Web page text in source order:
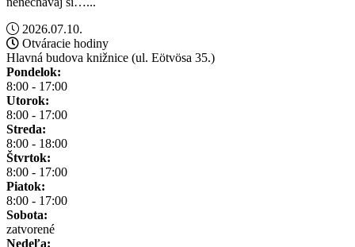
2026.07.10.
Otváracie hodiny
Hlavná budova knižnice (ul. Eötvösa 35.)
Pondelok:
8:00 - 17:00
Utorok:
8:00 - 17:00
Streda:
8:00 - 18:00
Štvrtok:
8:00 - 17:00
Piatok:
8:00 - 17:00
Sobota:
zatvorené
Nedeľa: